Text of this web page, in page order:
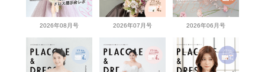
2026年08月号 2026年07月号 2026年06月号